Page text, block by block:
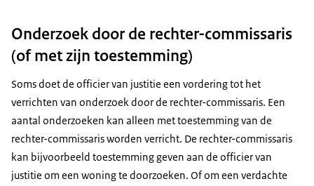
Onderzoek door de rechter-commissaris
(of met zijn toestemming)
Soms doet de officier van justitie een vordering tot het
verrichten van onderzoek door de rechter-commissaris. Een
aantal onderzoeken kan alleen met toestemming van de
rechter-commissaris worden verricht. De rechter-commissaris
kan bijvoorbeeld toestemming geven aan de officier van
justitie om een woning te doorzoeken. Of om een verdachte